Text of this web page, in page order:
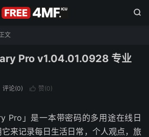

文
Pro v1.04.01.0928 专业
评论(0)  赞(0)
Pro」是一本带密码的多用途在线日
来记录每日生活日常，个人观点，旅